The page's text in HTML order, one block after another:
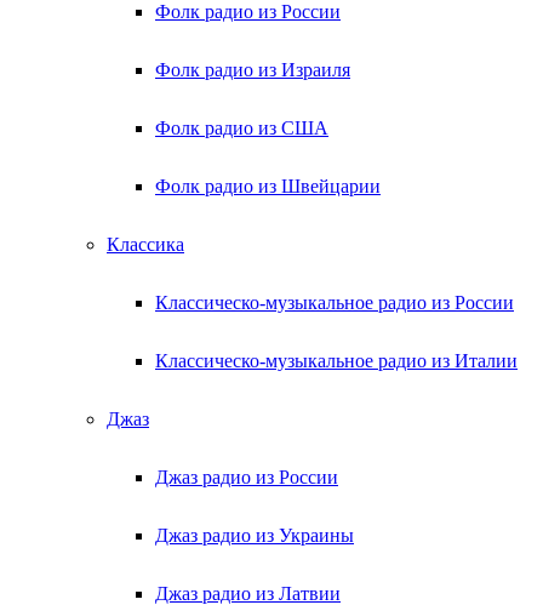
Фолк радио из России
Фолк радио из Израиля
Фолк радио из США
Фолк радио из Швейцарии
Классика
Классическо-музыкальное радио из России
Классическо-музыкальное радио из Италии
Джаз
Джаз радио из России
Джаз радио из Украины
Джаз радио из Латвии